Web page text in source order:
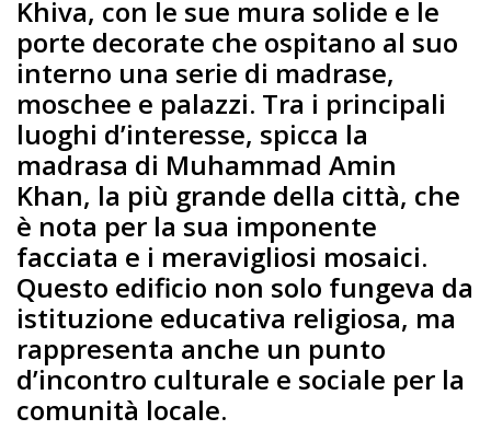
Khiva, con le sue mura solide e le
porte decorate che ospitano al suo
interno una serie di madrase,
moschee e palazzi. Tra i principali
luoghi d’interesse, spicca la
madrasa di Muhammad Amin
Khan, la più grande della città, che
è nota per la sua imponente
facciata e i meravigliosi mosaici.
Questo edificio non solo fungeva da
istituzione educativa religiosa, ma
rappresenta anche un punto
d’incontro culturale e sociale per la
comunità locale.